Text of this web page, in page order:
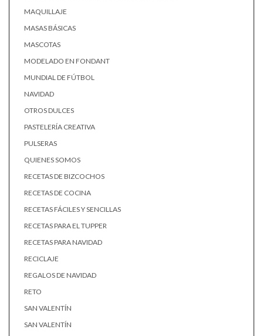
MAQUILLAJE
MASAS BÁSICAS
MASCOTAS
MODELADO EN FONDANT
MUNDIAL DE FÚTBOL
NAVIDAD
OTROS DULCES
PASTELERÍA CREATIVA
PULSERAS
QUIENES SOMOS
RECETAS DE BIZCOCHOS
RECETAS DE COCINA
RECETAS FÁCILES Y SENCILLAS
RECETAS PARA EL TUPPER
RECETAS PARA NAVIDAD
RECICLAJE
REGALOS DE NAVIDAD
RETO
SAN VALENTÍN
SAN VALENTÍN